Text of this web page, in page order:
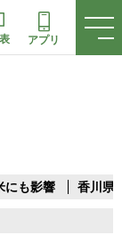
アプリ
にも影響 香川県